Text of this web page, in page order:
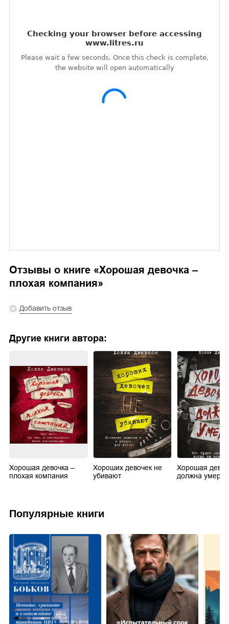
Отзывы о книге «Хорошая девочка –
плохая компания»
Добавить отзыв
Другие книги автора:
Хорошая девочка –
плохая компания
Хороших девочек не
убивают
Хорошая
должна
Популярные книги